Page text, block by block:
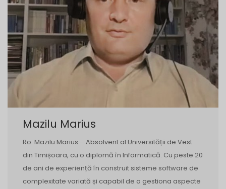
Mazilu Marius
Ro: Mazilu Marius – Absolvent al Universității de Vest
din Timișoara, cu o diplomă în Informatică. Cu peste 20
de ani de experiență în construit sisteme software de
complexitate variată și capabil de a gestiona aspecte